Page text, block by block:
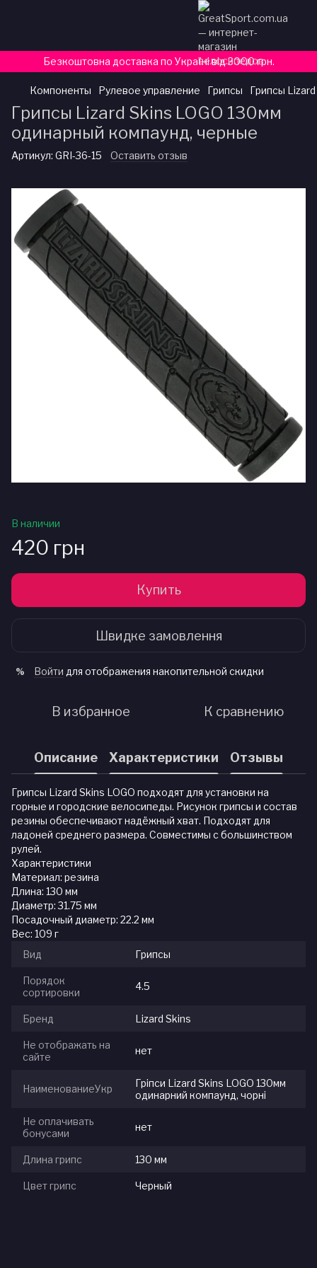
Безкоштовна доставка по Україні від 3000 грн.
Компоненты Рулевое управление Грипсы Грипсы
Грипсы Lizard Skins LOGO 130мм
одинарный компаунд, черные
Артикул: GRI-36-15 Оставить отзыв
В наличии
420 грн
Купить
Швидке замовлення
% Войти для отображения накопительной скидки
В избранное К сравнению
Описание Характеристики Отзывы
Грипсы Lizard Skins LOGO подходят для установки на
горные и городские велосипеды. Рисунок грипсы и состав
резины обеспечивают надёжный хват. Подходят для
ладоней среднего размера. Совместимы с большинством
рулей.
Характеристики
Материал: резина
Длина: 130 мм
Диаметр: 31.75 мм
Посадочный диаметр: 22.2 мм
Вес: 109 г
Вид
Грипсы
Порядок
сортировки
4.5
Бренд Lizard Skins
Не отображать на
сайте
нет
НаименованиеУкр
Гріпси Lizard Skins LOGO 130мм
одинарний компаунд, чорні
Не оплачивать
бонусами
нет
Длина грипс 130 мм
Цвет грипс Черный